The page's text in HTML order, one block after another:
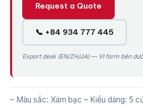
Request a Quote
📞 +84 934 777 445
Export desk (EN/ZH/JA) — VI form bên
– Màu sắc: Xám bạc – Kiểu dáng: 5